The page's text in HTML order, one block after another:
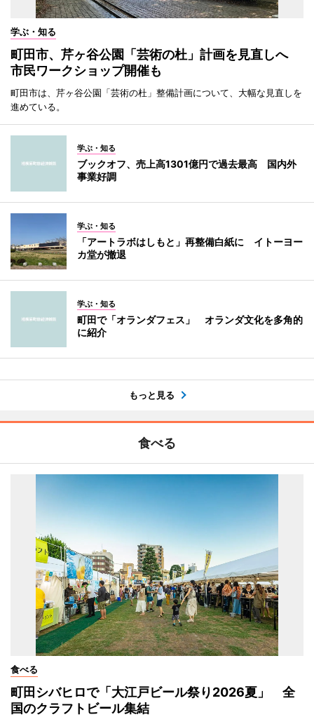
学ぶ・知る
町田市、芹ヶ谷公園「芸術の杜」計画を見直しへ
市民ワークショップ開催も
町田市は、芹ヶ谷公園「芸術の杜」整備計画について、大幅な見直しを
進めている。
学ぶ・知る
ブックオフ、売上高1301億円で過去最高 国内外
事業好調
学ぶ・知る
「アートラボはしもと」再整備白紙に イトーヨー
カ堂が撤退
学ぶ・知る
町田で「オランダフェス」 オランダ文化を多角的
に紹介
もっと見る
食べる
食べる
町田シバヒロで「大江戸ビール祭り2026夏」 全
国のクラフトビール集結